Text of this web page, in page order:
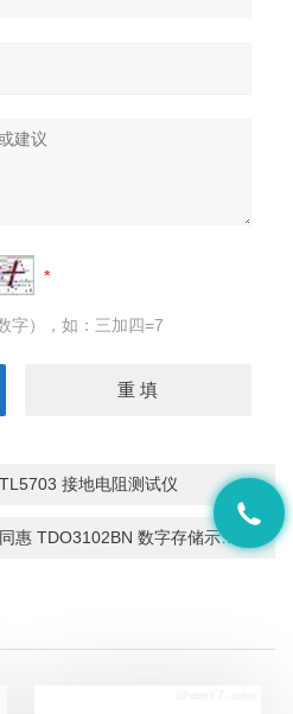
字），如：三加四=7
接地电阻测试仪
TDO3102BN 数字存储示波器